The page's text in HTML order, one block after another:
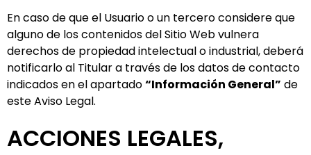
En caso de que el Usuario o un tercero considere que
alguno de los contenidos del Sitio Web vulnera
derechos de propiedad intelectual o industrial, deberá
notificarlo al Titular a través de los datos de contacto
indicados en el apartado“Información General” de
este Aviso Legal.
ACCIONES LEGALES,